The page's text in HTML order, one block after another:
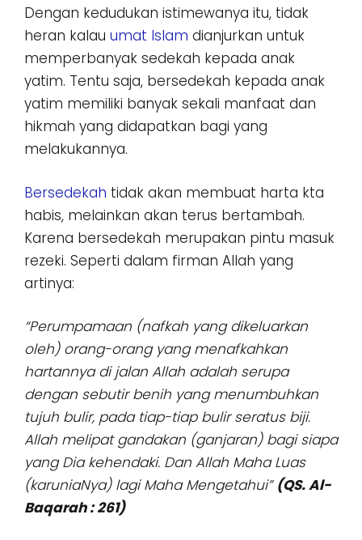
Dengan kedudukan istimewanya itu, tidak
heran kalau umat Islam dianjurkan untuk
memperbanyak sedekah kepada anak
yatim. Tentu saja, bersedekah kepada anak
yatim memiliki banyak sekali manfaat dan
hikmah yang didapatkan bagi yang
melakukannya.
Bersedekah tidak akan membuat harta kta
habis, melainkan akan terus bertambah.
Karena bersedekah merupakan pintu masuk
rezeki. Seperti dalam firman Allah yang
artinya:
“Perumpamaan (nafkah yang dikeluarkan
oleh) orang-orang yang menafkahkan
hartannya di jalan Allah adalah serupa
dengan sebutir benih yang menumbuhkan
tujuh bulir, pada tiap-tiap bulir seratus biji.
Allah melipat gandakan (ganjaran) bagi siapa
yang Dia kehendaki. Dan Allah Maha Luas
(karuniaNya) lagi Maha Mengetahui” (QS. Al-
Baqarah : 261)